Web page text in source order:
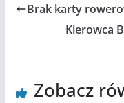
Brak karty
Kierowca
Zobacz